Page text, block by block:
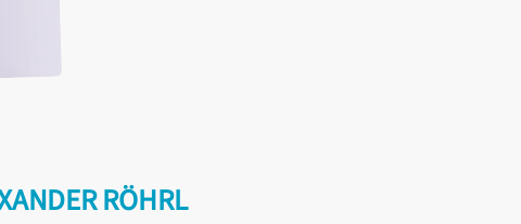
RÖHRL